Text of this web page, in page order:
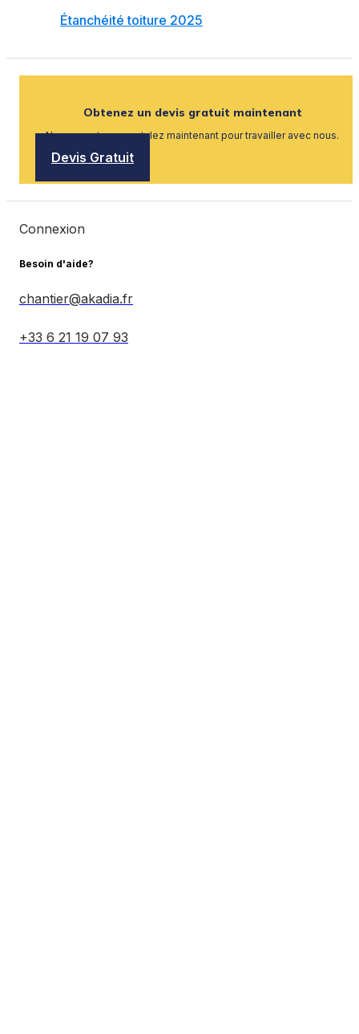
Étanchéité toiture 2025
Obtenez un devis gratuit maintenant
Nous recrutons, postulez maintenant pour travailler avec nous.
Devis Gratuit
Connexion
Besoin d'aide?
chantier@akadia.fr
+33 6 21 19 07 93